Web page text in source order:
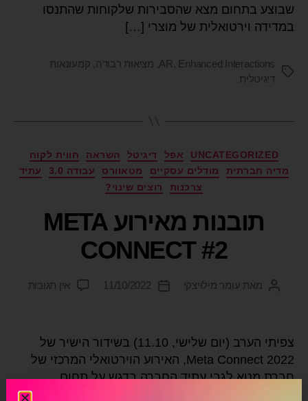
שבוצע בתחום מצא שהסבירות שלקוחות שהתנסו
במדידה וירטואלית של מוצרי […]
AR , Enhanced Interactions
, מציאות רבודה, קמעונאות
דיגיטלית
UNCATEGORIZED אפל דיגיטל השראה
חווית לקוח
מדיה חברתית
מודלים עסקיים מטאוורס עבודה 3.0
עתיד
צרכנות
רוצים שינוי?
תובנות מאירוע META
CONNECT #2
מאת עומר מילויצקי 11/10/2022 אין תגובות
צפיתי הערב (יום שלישי, 11.10) בשידור הישיר של
Meta Connect 2022, האירוע הוירטואלי המרכזי של
חברת מטא לגבי עתיד החברה בדגש על תחום
המטאוורס, שהועבר בלייב בפייסבוק. אני כותב ומשתף